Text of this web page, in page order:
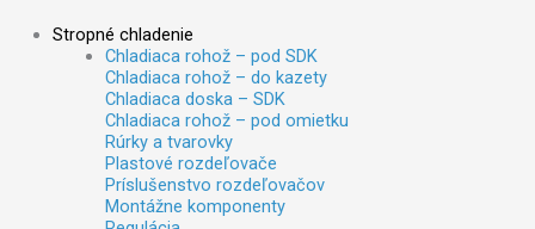
Stropné chladenie
Chladiaca rohož – pod SDK
Chladiaca rohož – do kazety
Chladiaca doska – SDK
Chladiaca rohož – pod omietku
Rúrky a tvarovky
Plastové rozdeľovače
Príslušenstvo rozdeľovačov
Montážne komponenty